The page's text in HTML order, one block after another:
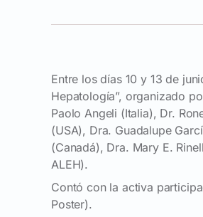
Entre los días 10 y 13 de
Hepatología”, organizado
Paolo Angeli (Italia), Dr.
(USA), Dra. Guadalupe
(Canadá), Dra. Mary E.
ALEH).
Contó con la activa
Poster).